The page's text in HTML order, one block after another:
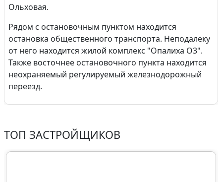
Ольховая.
Рядом с остановочным пунктом находится
остановка общественного транспорта. Неподалеку
от него находится жилой комплекс "Опалиха О3".
Также восточнее остановочного пункта находится
неохраняемый регулируемый железнодорожный
переезд.
ТОП ЗАСТРОЙЩИКОВ